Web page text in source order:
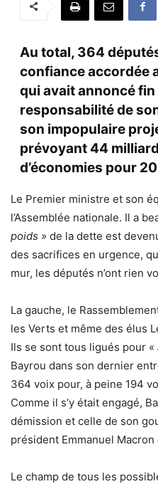
Au total, 364
confiance accordée
qui avait annoncé
responsabilité de
son impopulaire
prévoyant 44
d’économies pour
Le Premier ministre et son
l’Assemblée nationale. Il a
poids » de la dette est
des sacrifices en urgence,
mur, les députés n’ont rien
La gauche, le
les Verts et même des élus
Ils se sont tous ligués pour «
Bayrou dans son dernier
364 voix pour, à peine 194
Comme il s’y était engagé,
démission et celle de son
président Emmanuel
Le champ de tous les